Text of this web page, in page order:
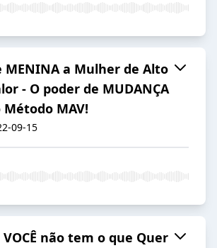
MENINA a Mulher de Alto
- O poder de MUDANÇA
Método MAV!
09-15
VOCÊ não tem o que Quer